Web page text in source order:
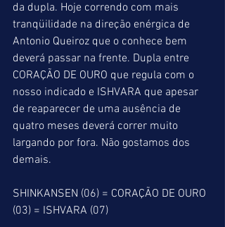
da dupla. Hoje correndo com mais
tranqüilidade na direção enérgica de
Antonio Queiroz que o conhece bem
deverá passar na frente. Dupla entre
CORAÇÃO DE OURO que regula com o
nosso indicado e ISHVARA que apesar
de reaparecer de uma ausência de
quatro meses deverá correr muito
largando por fora. Não gostamos dos
demais.
SHINKANSEN (06) = CORAÇÃO DE OURO
(03) = ISHVARA (07)